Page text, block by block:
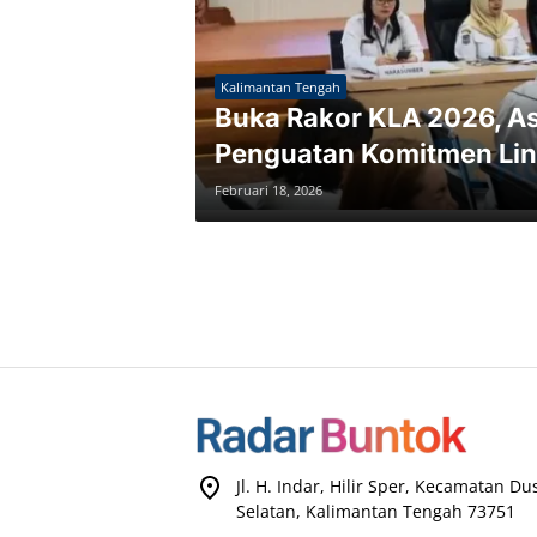
Kalimantan Tengah
Buka Rakor KLA 2026,
Penguatan Komitmen
Februari 18, 2026
Jl. H. Indar, Hilir Sper, Kecamatan
Selatan, Kalimantan Tengah 73751